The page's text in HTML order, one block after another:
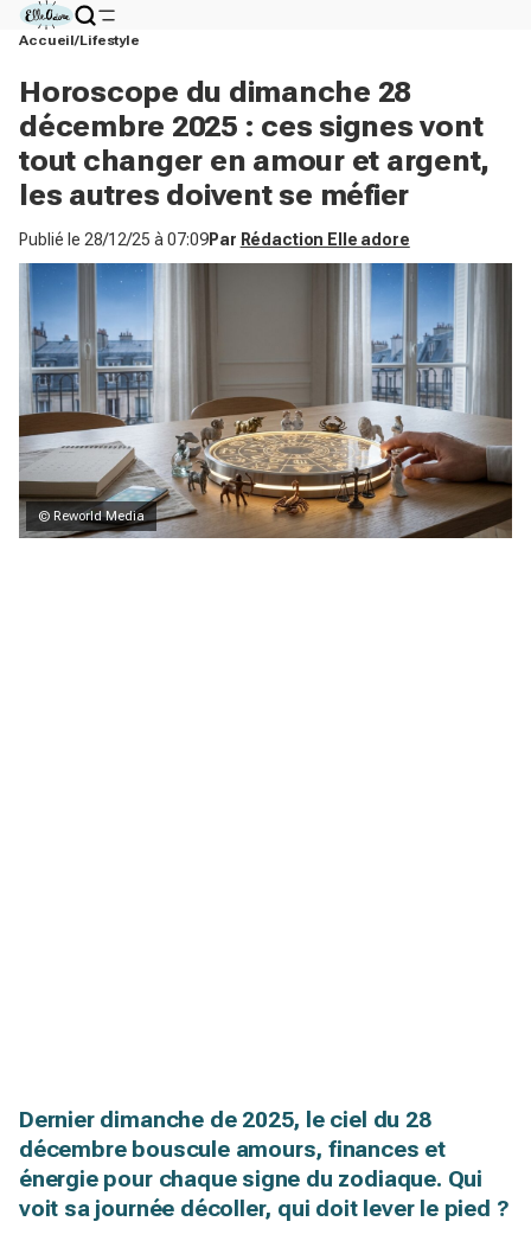
Accueil Lifestyle
Horoscope du dimanche 28
décembre 2025 : ces signes vont
tout changer en amour et argent,
les autres doivent se méfier
Publié le 28/12/25 à 07:09Par Rédaction Elle adore
© Reworld Media
Dernier dimanche de 2025, le ciel du 28
décembre bouscule amours, finances et
énergie pour chaque signe du zodiaque. Qui
voit sa journée décoller, qui doit lever le pied ?